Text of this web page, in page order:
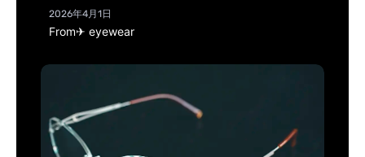
2026年4月1日
From✈ eyewear